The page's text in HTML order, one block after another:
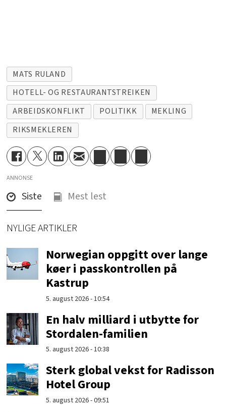
MATS RULAND
HOTELL- OG RESTAURANTSTREIKEN
ARBEIDSKONFLIKT
POLITIKK
MEKLING
RIKSMEKLEREN
ANNONSE
Siste Mest lest
NYLIGE ARTIKLER
Norwegian oppgitt over lange
køer i passkontrollen på
Kastrup
5. august 2026 - 10:54
En halv milliard i utbytte for
Stordalen-familien
5. august 2026 - 10:38
Sterk global vekst for Radisson
Hotel Group
5. august 2026 - 09:51